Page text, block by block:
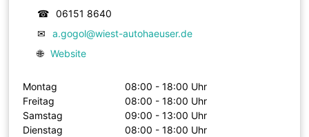
☎
06151 8640
✉
a.gogol@wiest-autohaeuser.de
🌐 Website
Montag
08:00 - 18:00 Uhr
Freitag
08:00 - 18:00 Uhr
Samstag
09:00 - 13:00 Uhr
Dienstag
08:00 - 18:00 Uhr